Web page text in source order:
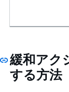
緩和アク
する方法